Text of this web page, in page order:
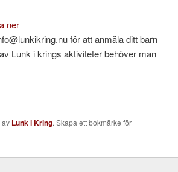
ner
för att anmäla ditt barn
Lunk i krings aktiviteter behöver man
av Lunk i Kring. Skapa ett bokmärke för